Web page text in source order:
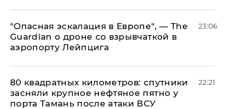
"Опасная эскалация в Европе", — The
Guardian о дроне со взрывчаткой в
аэропорту Лейпцига
23:06
80 квадратных километров: спутники
засняли крупное нефтяное пятно у
порта Тамань после атаки ВСУ
22:21